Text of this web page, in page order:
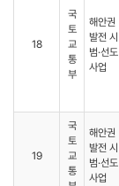
18
국
토
교
통
부
해안권
발전 시
범·선도
사업
19
국
토
교
통
해안권
발전 시
범·선도
사업